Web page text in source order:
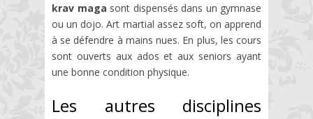
krav maga sont dispensés dans un gymnase
ou un dojo. Art martial assez soft, on apprend
à se défendre à mains nues. En plus, les cours
sont ouverts aux ados et aux seniors ayant
une bonne condition physique.
Les autres disciplines